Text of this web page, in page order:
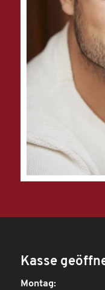
Kasse
Montag: